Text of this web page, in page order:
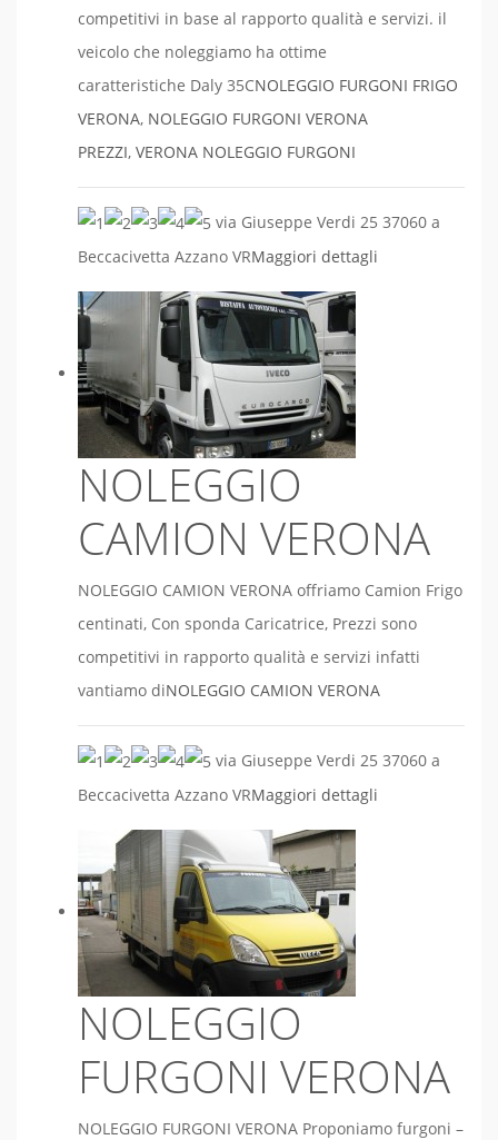
competitivi in base al rapporto qualità e servizi. il
veicolo che noleggiamo ha ottime
caratteristiche Daly 35CNOLEGGIO FURGONI FRIGO
VERONA, NOLEGGIO FURGONI VERONA
PREZZI, VERONA NOLEGGIO FURGONI
via Giuseppe Verdi 25 37060 a
Beccacivetta Azzano VRMaggiori dettagli
NOLEGGIO
CAMION VERONA
NOLEGGIO CAMION VERONA offriamo Camion Frigo
centinati, Con sponda Caricatrice, Prezzi sono
competitivi in rapporto qualità e servizi infatti
vantiamo diNOLEGGIO CAMION VERONA
via Giuseppe Verdi 25 37060 a
Beccacivetta Azzano VRMaggiori dettagli
NOLEGGIO
FURGONI VERONA
NOLEGGIO FURGONI VERONA Proponiamo furgoni –